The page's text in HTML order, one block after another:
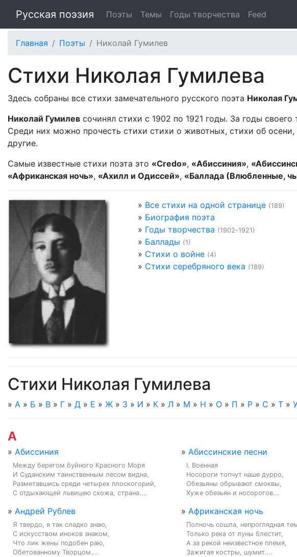
Русская поэзия Поэты Темы Годы творчества Feed
Главная Поэты Николай Гумилев
Стихи Николая Гумилева
Здесь собраны все стихи замечательного русского поэта Николая
Николай Гумилев сочинял стихи с 1902 по 1921 годы. За годы своего
Среди них можно прочесть стихи стихи о животных, стихи об
другие.
Самые известные стихи поэта это «Credo», «Абиссиния»,
«Африканская ночь», «Ахилл и Одиссей», «Баллада (Влюбленные,
» Все стихи на одной странице (189)
» Биография поэта
» Годы творчества (1902-1921)
» Баллады (1)
» Стихи о войне (4)
» Стихи серебряного века (189)
Стихи Николая Гумилева
» А » Б » В » Г » Д » Е » Ж » З » И » К » Л » М » Н » О » П » Р » С » Т »
А
» Абиссиния
Между берегом буйного Красного Моря
И Суданским таинственным лесом видна,
Разметавшись среди четырех плоскогорий,
С отдыхающей львицею схожа, страна....
» Абиссинские песни
I. Военная
Носороги топчут наше дурро,
Обезьяны обрывают смоквы,
Хуже обезьян и носорогов...
» Андрей Рублев
Я твердо, я так сладко знаю,
С искусством иноков знаком,
Что лик жены подобен раю,
Обетованному Творцом....
» Африканская ночь
Полночь сошла, непроглядная
Только река от луны блестит,
А за рекой неизвестное племя,
Зажигая костры, шумит....